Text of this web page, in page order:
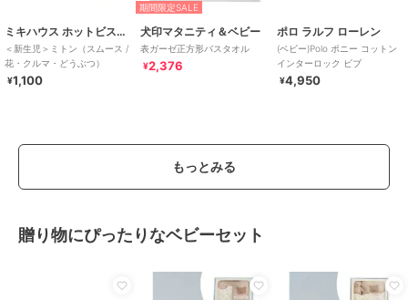
ミキハウス ホットビスケッツ
＜新生児＞ミトン（スムース /
花・クルマ・どうぶつ）
¥1,100
期間限定SALE
犬印マタニティ＆ベビー
表ガーゼ正方形バスタオル
¥2,376
ポロ ラルフ ローレン
(ベビー)Polo ポニー コットン
インターロック ビブ
¥4,950
もっとみる
贈り物にぴったりなベビーセット